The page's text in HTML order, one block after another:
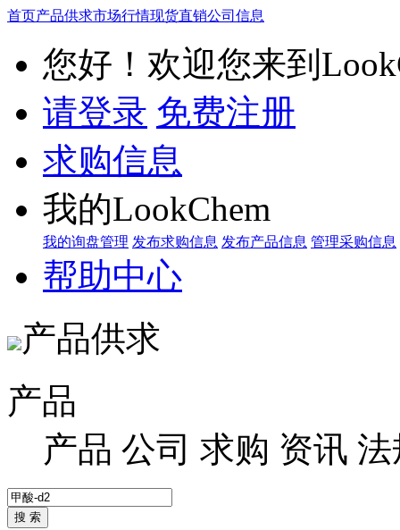
首页产品供求市场行情现货直销公司信息
您好！欢迎您来到
请登录 免费注册
求购信息
我的LookChem
我的询盘管理 发布求购信息 发布产品信息 管理采购信息
帮助中心
产品供求
产品
产品 公司 求购 资讯 法
搜 索